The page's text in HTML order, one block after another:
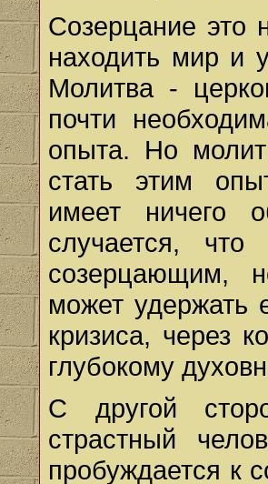
Созерцание это
находить мир и
Молитва -
почти
опыта. Но
стать этим
имеет ничего
случается, что
созерцающим,
может удержать
кризиса, через
глубокому
С другой
страстный
пробуждается к